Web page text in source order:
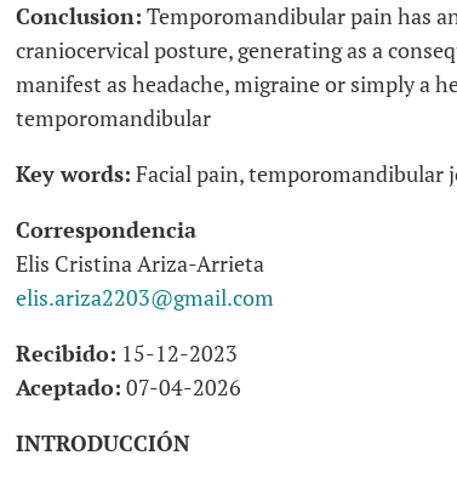
Conclusion: Temporomandibular pain has
craniocervical posture, generating as a
manifest as headache, migraine or simply a
temporomandibular
Key words: Facial pain, temporomandibular
Correspondencia
Elis Cristina Ariza-Arrieta
elis.ariza2203@gmail.com
Recibido: 15-12-2023
Aceptado: 07-04-2026
INTRODUCCIÓN